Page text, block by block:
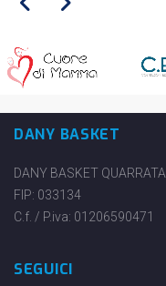
DANY BASKET
DANY BASKET
FIP: 033134
C.f. / P.iva: 01206590471
SEGUICI